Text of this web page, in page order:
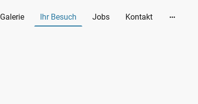
Galerie Ihr Besuch Jobs Kontakt